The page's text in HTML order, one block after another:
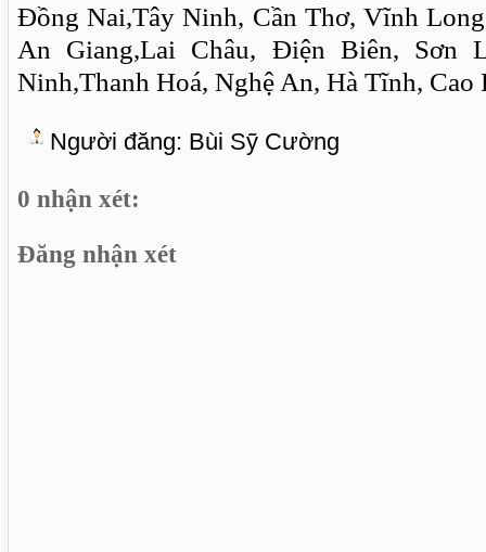
Đồng Nai,Tây Ninh, Cần Thơ, Vĩnh
An Giang,Lai Châu, Điện Biên, Sơn
Ninh,Thanh Hoá, Nghệ An, Hà Tĩnh, Cao
Người đăng: Bùi Sỹ Cường
0 nhận xét:
Đăng nhận xét